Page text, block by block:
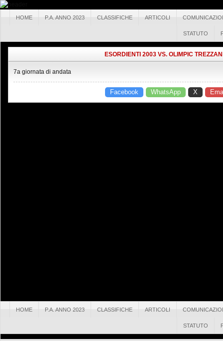
HOME P.A. ANNO 2023 CLASSIFICHE ARTICOLI
STATUTO
ESORDIENTI 2003 VS. OLIMPIC
7a giornata di andata
Facebook WhatsApp X
HOME P.A. ANNO 2023 CLASSIFICHE ARTICOLI
STATUTO